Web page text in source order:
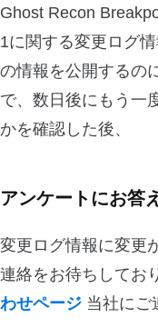
Ghost Recon
1に関する変更ログ
の情報を公開するの
で、数日後にもう一
かを確認した後、
アンケートにお答
変更ログ情報に変更
連絡をお待ちしてお
わせページ 当社にご